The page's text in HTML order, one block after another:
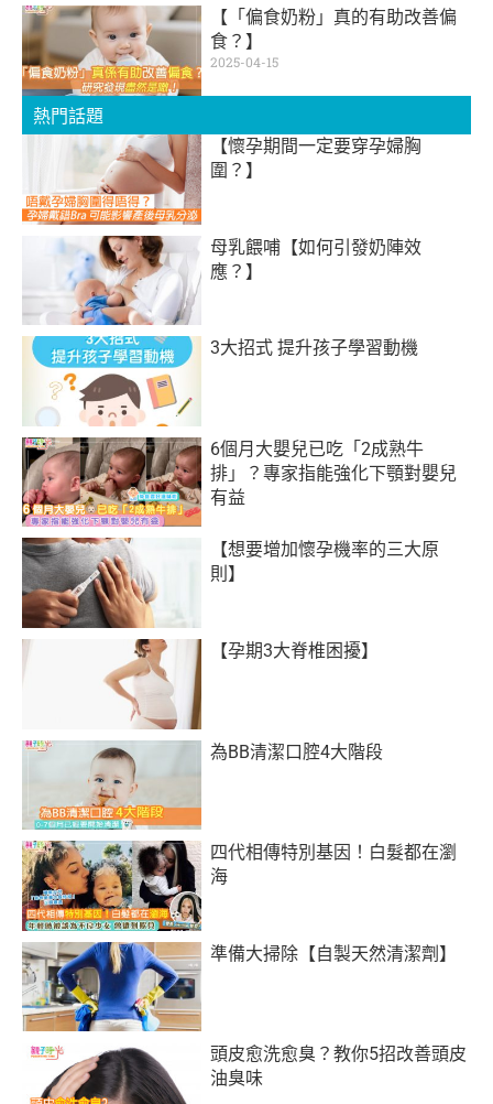
【「偏食奶粉」真的有助改善偏
食？】
2025-04-15
熱門話題
【懷孕期間一定要穿孕婦胸
圍？】
母乳餵哺【如何引發奶陣效
應？】
3大招式 提升孩子學習動機
6個月大嬰兒已吃「2成熟牛
排」？專家指能強化下顎對嬰兒
有益
【想要增加懷孕機率的三大原
則】
【孕期3大脊椎困擾】
為BB清潔口腔4大階段
四代相傳特別基因！白髮都在瀏
海
準備大掃除【自製天然清潔劑】
頭皮愈洗愈臭？教你5招改善頭皮
油臭味